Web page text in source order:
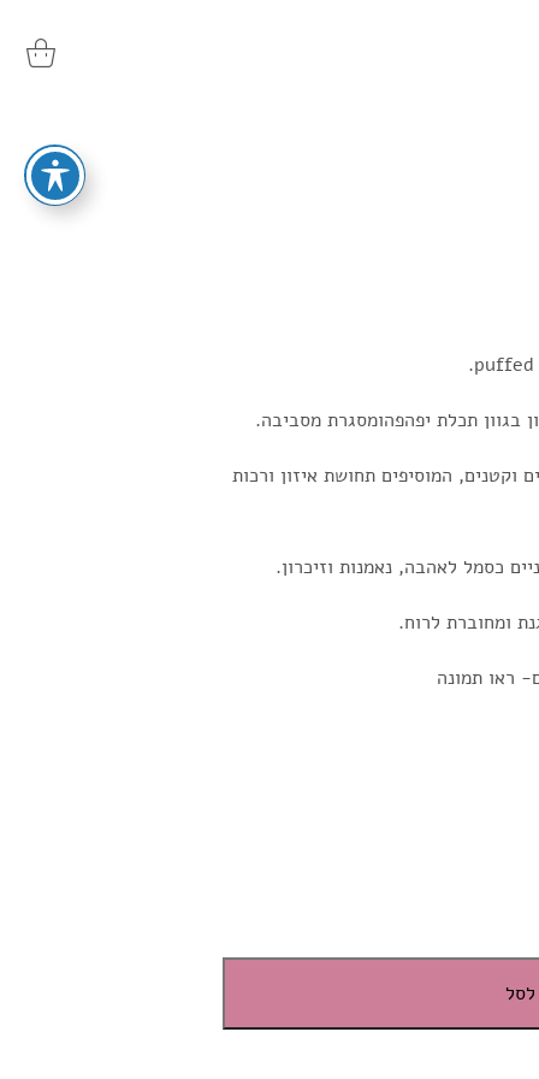
בגוון תכלת יפהפהומסגרת מסביבה.
וקטנים, המוסיפים תחושת איזון ורכות
כסמל לאהבה, נאמנות וזיכרון.
ומחוברת לרוח.
ראו תמונה